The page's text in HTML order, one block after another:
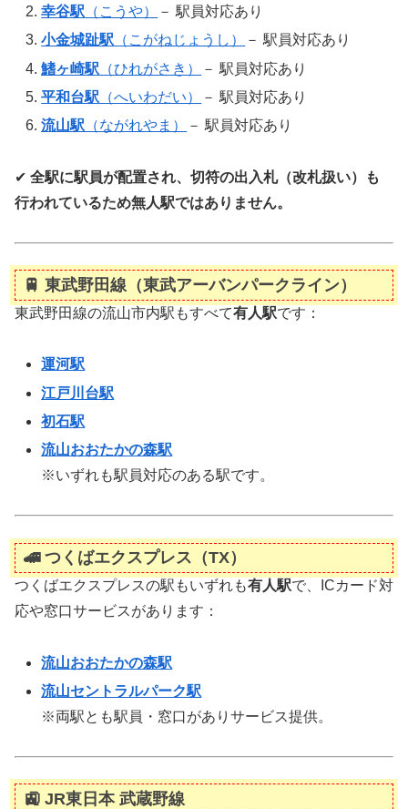
幸谷駅 （こうや）
－ 駅員対応あり
小金城趾駅 （こがねじょうし）
－ 駅員対応あり
鰭ヶ崎駅 （ひれがさき）
－ 駅員対応あり
平和台駅 （へいわだい）
－ 駅員対応あり
流山駅 （ながれやま） － 駅員対応あり
✔ 全駅に駅員が配置され、切符の出入札（改札扱い）も
行われているため無人駅ではありません。
🚆 東武野田線（東武アーバンパークライン）
東武野田線の流山市内駅もすべて有人駅です：
運河駅
江戸川台駅
初石駅
流山おおたかの森駅
※いずれも駅員対応のある駅です。
🚄 つくばエクスプレス（TX）
つくばエクスプレスの駅もいずれも有人駅で、ICカード対
応や窓口サービスがあります：
流山おおたかの森駅
流山セントラルパーク駅
※両駅とも駅員・窓口がありサービス提供。
🚉 JR東日本 武蔵野線